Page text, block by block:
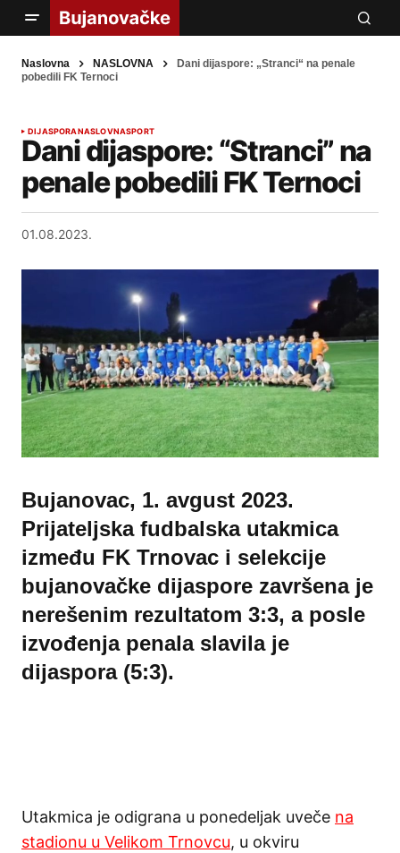
Naslovna NASLOVNA
Dani dijaspore: „Stranci“ na penale
pobedili FK Ternoci
DIJASPORANASLOVNASPORT
Dani dijaspore: “Stranci” na
penale pobedili FK Ternoci
01.08.2023.
Bujanovac, 1. avgust 2023.
Prijateljska fudbalska utakmica
između FK Trnovac i selekcije
bujanovačke dijaspore završena je
nerešenim rezultatom 3:3, a posle
izvođenja penala slavila je
dijaspora (5:3).
Utakmica je odigrana u ponedeljak uveče na
stadionu u Velikom Trnovcu, u okviru